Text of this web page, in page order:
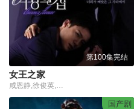
第100集完结
女王之家
国产剧